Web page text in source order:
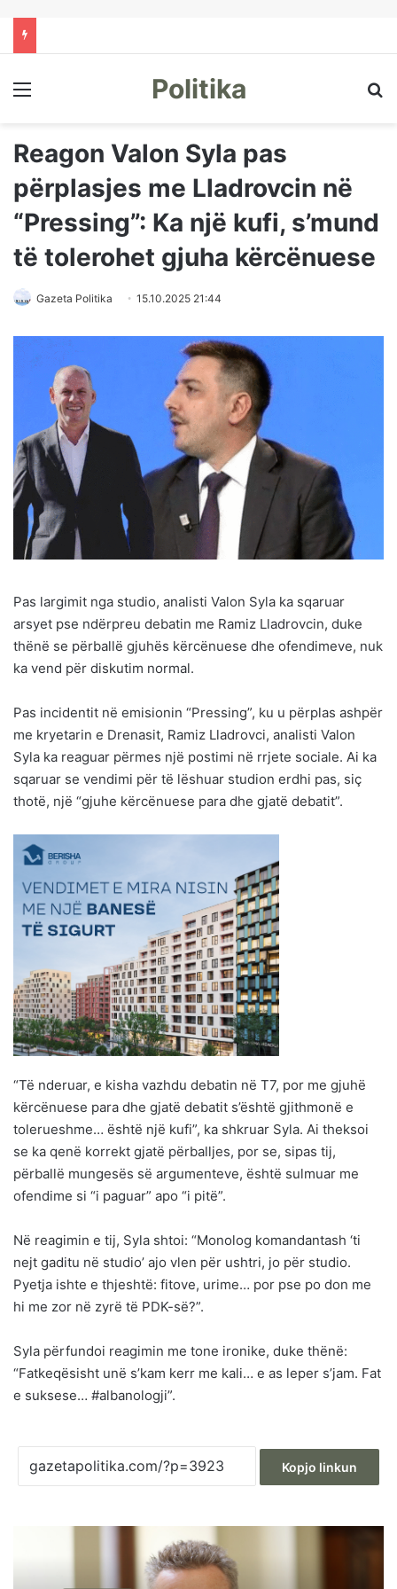
Menu Politika
Reagon Valon Syla pas
përplasjes me Lladrovcin në
“Pressing”: Ka një kufi, s’mund
të tolerohet gjuha kërcënuese
Gazeta Politika 15.10.2025 21:44
Pas largimit nga studio, analisti Valon Syla ka sqaruar
arsyet pse ndërpreu debatin me Ramiz Lladrovcin, duke
thënë se përballë gjuhës kërcënuese dhe ofendimeve, nuk
ka vend për diskutim normal.
Pas incidentit në emisionin “Pressing”, ku u përplas ashpër
me kryetarin e Drenasit, Ramiz Lladrovci, analisti Valon
Syla ka reaguar përmes një postimi në rrjete sociale. Ai ka
sqaruar se vendimi për të lëshuar studion erdhi pas, siç
thotë, një “gjuhe kërcënuese para dhe gjatë debatit”.
“Të nderuar, e kisha vazhdu debatin në T7, por me gjuhë
kërcënuese para dhe gjatë debatit s’është gjithmonë e
tolerueshme… është një kufi”, ka shkruar Syla. Ai theksoi
se ka qenë korrekt gjatë përballjes, por se, sipas tij,
përballë mungesës së argumenteve, është sulmuar me
ofendime si “i paguar” apo “i pitë”.
Në reagimin e tij, Syla shtoi: “Monolog komandantash ‘ti
nejt gaditu në studio’ ajo vlen për ushtri, jo për studio.
Pyetja ishte e thjeshtë: fitove, urime… por pse po don me
hi me zor në zyrë të PDK-së?”.
Syla përfundoi reagimin me tone ironike, duke thënë:
“Fatkeqësisht unë s’kam kerr me kali… e as leper s’jam. Fat
e suksese… #albanologji”.
Kopjo linkun